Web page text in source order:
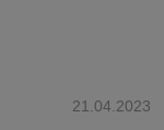
21.04.2023